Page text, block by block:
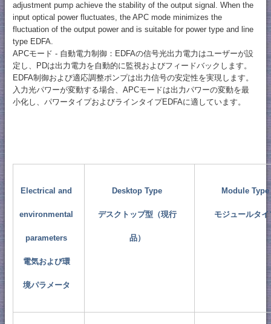
adjustment pump achieve the stability of the output signal. When the
input optical power fluctuates, the APC mode minimizes the
fluctuation of the output power and is suitable for power type and line
type EDFA.
APCモード - 自動電力制御：EDFAの信号光出力電力はユーザーが設
定し、PDは出力電力を自動的に監視およびフィードバックします。
EDFA制御および適応調整ポンプは出力信号の安定性を実現します。
入力光パワーが変動する場合、APCモードは出力パワーの変動を最
小化し、パワータイプおよびラインタイプEDFAに適しています。
Electrical and
environmental
parameters
電気および環
境パラメータ
Desktop Type
デスクトップ型（現行
品）
Module Type
モジュールタイ